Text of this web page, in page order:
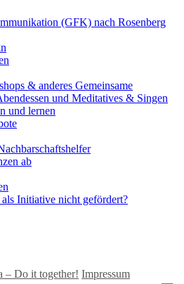
(GFK) nach Rosenberg
& anderes Gemeinsame
und Meditatives & Singen
und lernen
ab
Initiative nicht gefördert?
– Do it together! Impressum